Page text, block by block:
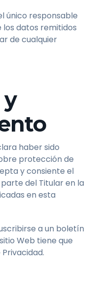
único responsable
datos remitidos
de cualquier
haber sido
protección de
y consiente el
del Titular en la
en esta
a un boletín
Web tiene que